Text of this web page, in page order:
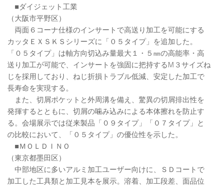
■ダイジェット工業
（大阪市平野区）
両面６コーナ仕様のインサートで高送り加工を可能にする
カッタＥＸＳＫＳシリーズに「０５タイプ」を追加した。
「０５タイプ」は軸方向切込み量最大１・５㎜の高能率・高
送り加工が可能で、インサートを強固に把持するM３サイズね
じを採用しており、ねじ折損トラブル低減、安定した加工で
長寿命を実現する。
また、切屑ポケットと外周溝を備え、驚異の切屑排出性を
発揮するとともに、切屑の噛み込みによる本体擦れを防止す
る。会場展示では従来製品「０９タイプ」「０７タイプ」と
の比較において、「０５タイプ」の優位性を示した。
■ＭＯＬＤＩＮＯ
（東京都墨田区）
中部地区に多いアルミ加工ユーザー向けに、ＳＤコートで
加工した工具類と加工見本を展示。溶着、加工段差、面品位